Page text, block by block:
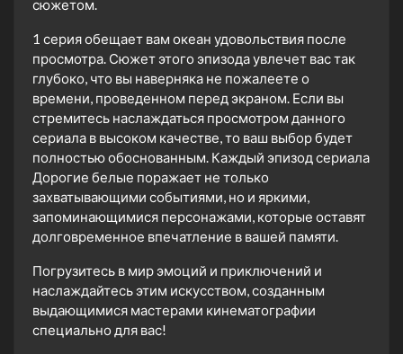
сюжетом.
1 серия обещает вам океан удовольствия после
просмотра. Сюжет этого эпизода увлечет вас так
глубоко, что вы наверняка не пожалеете о
времени, проведенном перед экраном. Если вы
стремитесь наслаждаться просмотром данного
сериала в высоком качестве, то ваш выбор будет
полностью обоснованным. Каждый эпизод сериала
Дорогие белые поражает не только
захватывающими событиями, но и яркими,
запоминающимися персонажами, которые оставят
долговременное впечатление в вашей памяти.
Погрузитесь в мир эмоций и приключений и
наслаждайтесь этим искусством, созданным
выдающимися мастерами кинематографии
специально для вас!